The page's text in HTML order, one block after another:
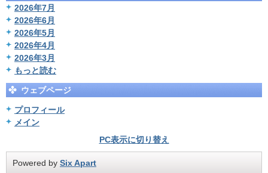
2026年7月
2026年6月
2026年5月
2026年4月
2026年3月
もっと読む
ウェブページ
プロフィール
メイン
PC表示に切り替え
Powered by Six Apart